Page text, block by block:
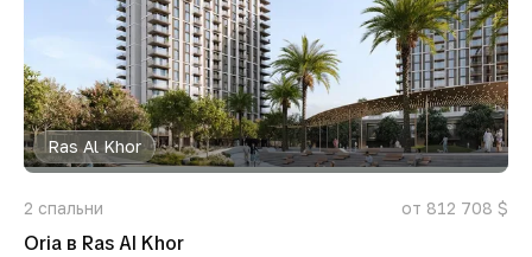
Ras Al Khor
2 спальни от 812 708 $
Oria в Ras Al Khor